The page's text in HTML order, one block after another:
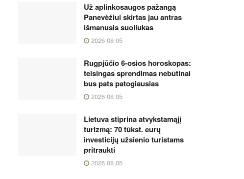
Už aplinkosaugos pažangą
Panevėžiui skirtas jau antras
išmanusis suoliukas
2026 08 05
Rugpjūčio 6-osios horoskopas:
teisingas sprendimas nebūtinai
bus pats patogiausias
2026 08 05
Lietuva stiprina atvykstamąjį
turizmą: 70 tūkst. eurų
investicijų užsienio turistams
pritraukti
2026 08 05